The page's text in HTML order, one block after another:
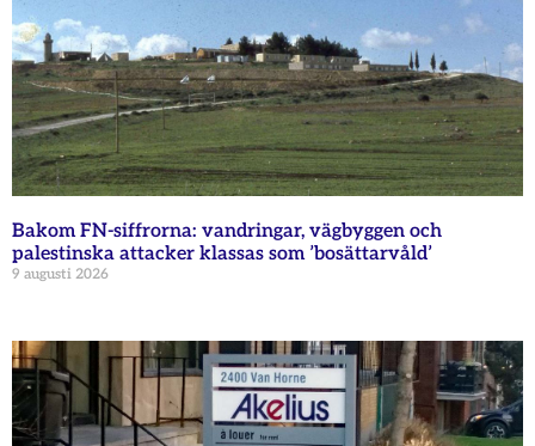
Bakom FN-siffrorna: vandringar, vägbyggen och
palestinska attacker klassas som ’bosättarvåld’
9 augusti 2026